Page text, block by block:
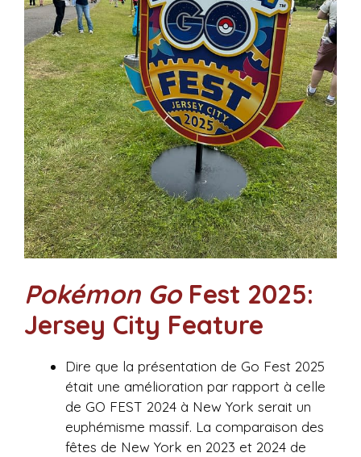
Pokémon GoFest 2025:
Jersey City Feature
Dire que la présentation de Go Fest 2025
était une amélioration par rapport à celle
de GO FEST 2024 à New York serait un
euphémisme massif. La comparaison des
fêtes de New York en 2023 et 2024 de